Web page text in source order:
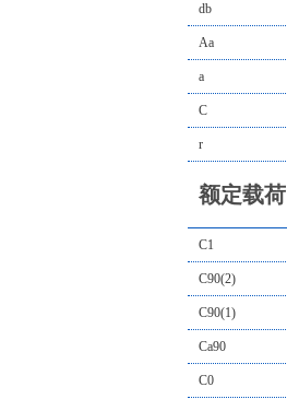
db
Aa
a
C
r
额定载荷
C1
C90(2)
C90(1)
Ca90
C0